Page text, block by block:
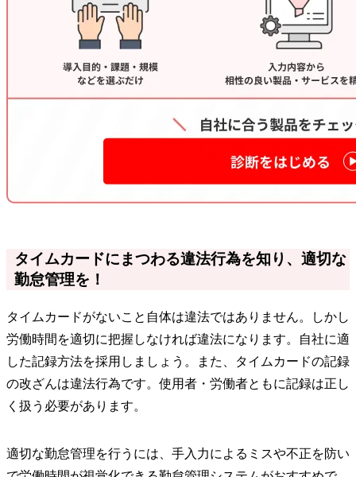
タイムカードにまつわる違法行為を知り、適切な
勤怠管理を！
タイムカードがないこと自体は違法ではありません。しかし
労働時間を適切に把握しなければ違法になります。自社に適
した記録方法を採用しましょう。また、タイムカードの記録
の改ざんは違法行為です。使用者・労働者ともに記録は正し
く扱う必要があります。
適切な勤怠管理を行うには、手入力によるミスや不正を防い